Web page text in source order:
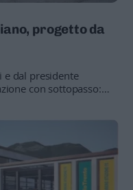
progetto da
e dal presidente
con sottopasso: